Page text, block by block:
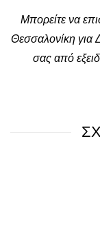
Μπορείτε να
Θεσσαλονίκη
σας από